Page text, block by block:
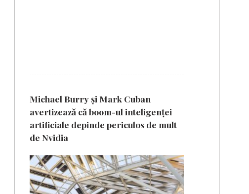
Michael Burry și Mark Cuban
avertizează că boom-ul inteligenței
artificiale depinde periculos de mult
de Nvidia